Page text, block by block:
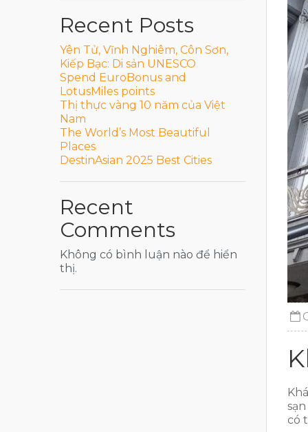
Recent Posts
Yên Tử, Vĩnh Nghiêm, Côn Sơn,
Kiếp Bạc: Di sản UNESCO
Spend EuroBonus and
LotusMiles points
Thị thực vàng 10 năm của Việt
Nam
The World’s Most Beautiful
Places
DestinAsian 2025 Best Cities
Recent
Comments
Không có bình luận nào để hiển
thị.
có